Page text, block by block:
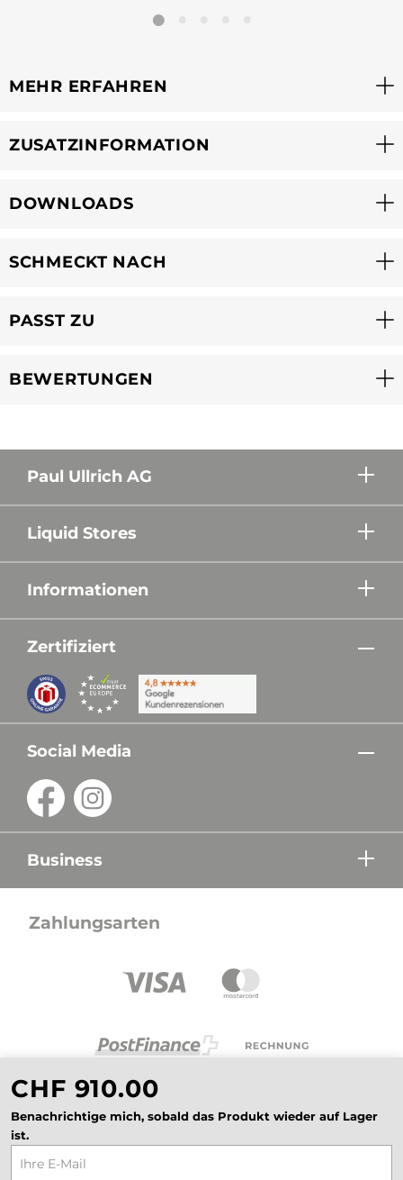
CHF 910.00
Benachrichtige mich, sobald das Produkt wieder auf Lager
ist.
MEHR ERFAHREN
ZUSATZINFORMATION
DOWNLOADS
SCHMECKT NACH
PASST ZU
BEWERTUNGEN
Paul Ullrich AG
Liquid Stores
Informationen
Zertifiziert
Social Media
Business
Zahlungsarten
Alle Preise in CHF inkl. Mehrwertsteuer zzgl.